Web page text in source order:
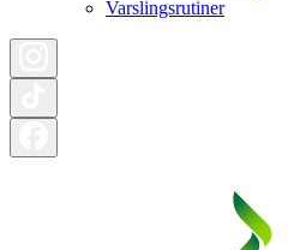
Varslingsrutiner